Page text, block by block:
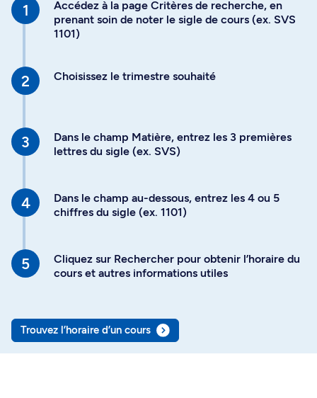
Accédez à la page Critères de recherche, en
prenant soin de noter le sigle de cours (ex. SVS
1101)
Choisissez le trimestre souhaité
Dans le champ Matière, entrez les 3 premières
lettres du sigle (ex. SVS)
Dans le champ au-dessous, entrez les 4 ou 5
chiffres du sigle (ex. 1101)
Cliquez sur Rechercher pour obtenir l’horaire du
cours et autres informations utiles
Trouvez l’horaire d’un cours